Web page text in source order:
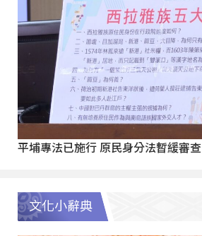
平埔專法已施行 原民身分法暫緩審查
文化小辭典